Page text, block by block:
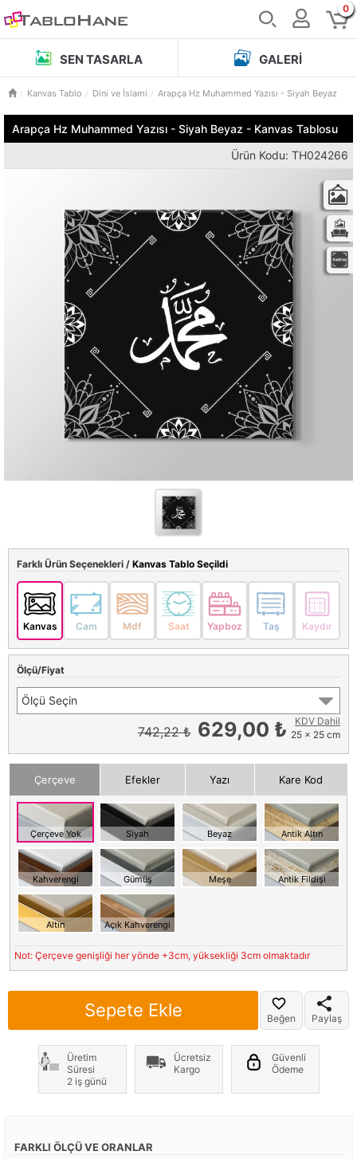
0
SEN TASARLA GALERI
Kanvas Tablo Dini ve İslami Arapça Hz Muhammed Yazısı - Siyah Beyaz
Arapça Hz Muhammed Yazısı - Siyah Beyaz - Kanvas Tablosu
Ürün Kodu: TH024266
Farklı Ürün Seçenekleri / Kanvas Tablo Seçildi
Kanvas Cam Mdf Saat Yapboz Taş Kaydır
Ölçü/Fiyat
Ölçü Seçin
742,22 ₺ 629,00 ₺
KDV Dahil
25 x 25 cm
Çerçeve Efekler Yazı Kare Kod
Çerçeve Yok Siyah Beyaz Antik Altın
Kahverengi Gümüş Meşe Antik Fildişi
Altın Açık Kahverengi
Not: Çerçeve genişliği her yönde +3cm, yüksekliği 3cm olmaktadır
Sepete Ekle Beğen Paylaş
Üretim
Süresi
2 iş günü
Ücretsiz
Kargo
Güvenli
Ödeme
FARKLI ÖLÇÜ VE ORANLAR